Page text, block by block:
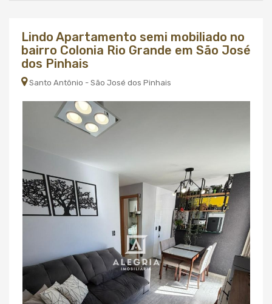
Lindo Apartamento semi mobiliado no
bairro Colonia Rio Grande em São José
dos Pinhais
Santo Antônio - São José dos Pinhais